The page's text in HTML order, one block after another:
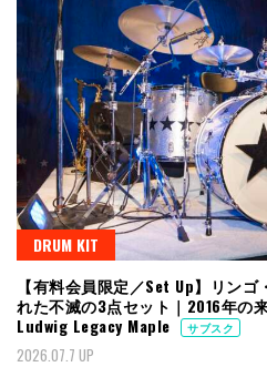
DRUM KIT
【有料会員限定／Set Up】リン
れた不滅の3点セット｜2016年の
Ludwig Legacy Maple
サブスク
2026.07.7 UP